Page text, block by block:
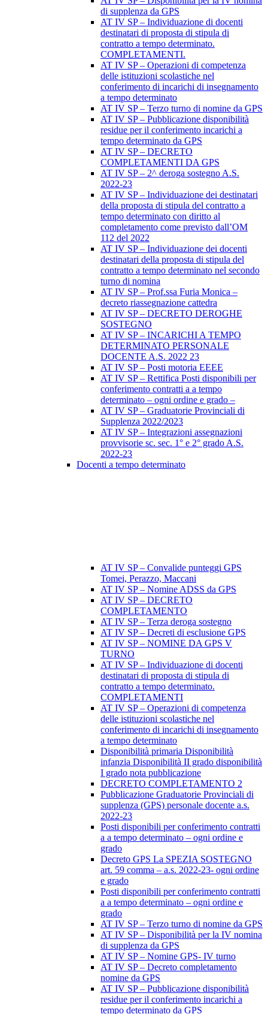
di supplenza da GPS
AT IV SP – Individuazione di docenti
destinatari di proposta di stipula di
contratto a tempo determinato.
COMPLETAMENTI.
AT IV SP – Operazioni di competenza
delle istituzioni scolastiche nel
conferimento di incarichi di insegnamento
a tempo determinato
AT IV SP – Terzo turno di nomine da GPS
AT IV SP – Pubblicazione disponibilità
residue per il conferimento incarichi a
tempo determinato da GPS
AT IV SP – DECRETO
COMPLETAMENTI DA GPS
AT IV SP – 2^ deroga sostegno A.S.
2022-23
AT IV SP – Individuazione dei destinatari
della proposta di stipula del contratto a
tempo determinato con diritto al
completamento come previsto dall’OM
112 del 2022
AT IV SP – Individuazione dei docenti
destinatari della proposta di stipula del
contratto a tempo determinato nel secondo
turno di nomina
AT IV SP – Prof.ssa Furia Monica –
decreto riassegnazione cattedra
AT IV SP – DECRETO DEROGHE
SOSTEGNO
AT IV SP – INCARICHI A TEMPO
DETERMINATO PERSONALE
DOCENTE A.S. 2022 23
AT IV SP – Posti motoria EEEE
AT IV SP – Rettifica Posti disponibili per
conferimento contratti a a tempo
determinato – ogni ordine e grado –
AT IV SP – Graduatorie Provinciali di
Supplenza 2022/2023
AT IV SP – Integrazioni assegnazioni
provvisorie sc. sec. 1° e 2° grado A.S.
2022-23
Docenti a tempo determinato
AT IV SP – Convalide punteggi GPS
Tomei, Perazzo, Maccani
AT IV SP – Nomine ADSS da GPS
AT IV SP – DECRETO
COMPLETAMENTO
AT IV SP – Terza deroga sostegno
AT IV SP – Decreti di esclusione GPS
AT IV SP – NOMINE DA GPS V
TURNO
AT IV SP – Individuazione di docenti
destinatari di proposta di stipula di
contratto a tempo determinato.
COMPLETAMENTI
AT IV SP – Operazioni di competenza
delle istituzioni scolastiche nel
conferimento di incarichi di insegnamento
a tempo determinato
Disponibilità primaria Disponibilità
infanzia Disponibilità II grado disponibilità
I grado nota pubblicazione
DECRETO COMPLETAMENTO 2
Pubblicazione Graduatorie Provinciali di
supplenza (GPS) personale docente a.s.
2022-23
Posti disponibili per conferimento contratti
a a tempo determinato – ogni ordine e
grado
Decreto GPS La SPEZIA SOSTEGNO
art. 59 comma – a.s. 2022-23- ogni ordine
e grado
Posti disponibili per conferimento contratti
a a tempo determinato – ogni ordine e
grado
AT IV SP – Terzo turno di nomine da GPS
AT IV SP – Disponibilità per la IV nomina
di supplenza da GPS
AT IV SP – Nomine GPS- IV turno
AT IV SP – Decreto completamento
nomine da GPS
AT IV SP – Pubblicazione disponibilità
residue per il conferimento incarichi a
tempo determinato da GPS